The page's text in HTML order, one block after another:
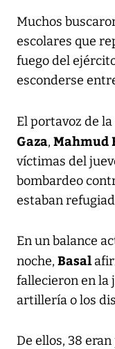
Muchos
escolares que
fuego del
esconderse
El portavoz de
Gaza, Mahmud
víctimas del
bombardeo
estaban
En un balance
noche, Basal
fallecieron en la
artillería o los
De ellos, 38